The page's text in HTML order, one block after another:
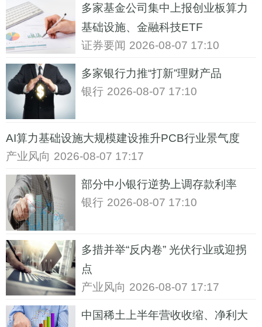
多家基金公司集中上报创业板算力
基础设施、金融科技ETF
证券要闻 2026-08-07 17:10
多家银行力推“打新”理财产品
银行 2026-08-07 17:10
AI算力基础设施大规模建设推升PCB行业景气度
产业风向 2026-08-07 17:17
部分中小银行逆势上调存款利率
银行 2026-08-07 17:10
多措并举“反内卷” 光伏行业或迎拐
点
产业风向 2026-08-07 17:17
中国稀土上半年营收收缩、净利大